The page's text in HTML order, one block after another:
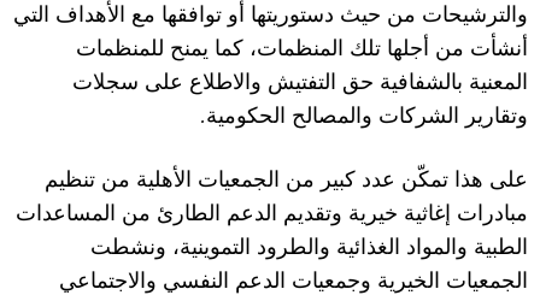
والترشيحات من حيث دستوريتها أو توافقها مع الأهداف التي
أنشأت من أجلها تلك المنظمات، كما يمنح للمنظمات
المعنية بالشفافية حق التفتيش والاطلاع على سجلات
وتقارير الشركات والمصالح الحكومية.
على هذا تمكّن عدد كبير من الجمعيات الأهلية من تنظيم
مبادرات إغاثية خيرية وتقديم الدعم الطارئ من المساعدات
الطبية والمواد الغذائية والطرود التموينية، ونشطت
الجمعيات الخيرية وجمعيات الدعم النفسي والاجتماعي